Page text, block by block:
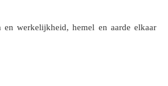
en werkelijkheid, hemel en aarde elkaar